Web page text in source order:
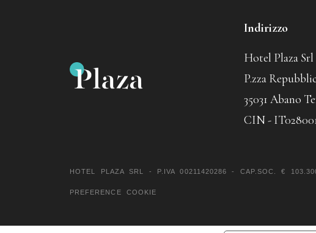
Indirizzo
Hotel Plaza Srl
P.zza
35031 Abano
CIN -
HOTEL PLAZA SRL - P.IVA 00211420286 - CAP.SOC. €
PREFERENCE COOKIE